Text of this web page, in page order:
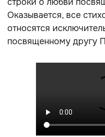
Оказывается, все
относятся
посвященному другу